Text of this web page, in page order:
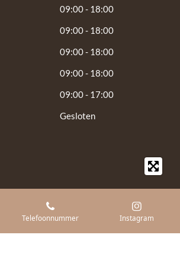
09:00 - 18:00
09:00 - 18:00
09:00 - 18:00
09:00 - 18:00
09:00 - 17:00
Gesloten
Telefoonnummer Instagram